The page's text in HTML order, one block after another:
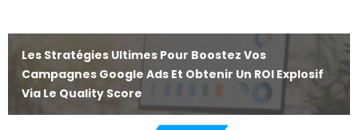
Les Stratégies Ultimes Pour Boostez Vos
Campagnes Google Ads Et Obtenir Un ROI Explosif
Via Le Quality Score